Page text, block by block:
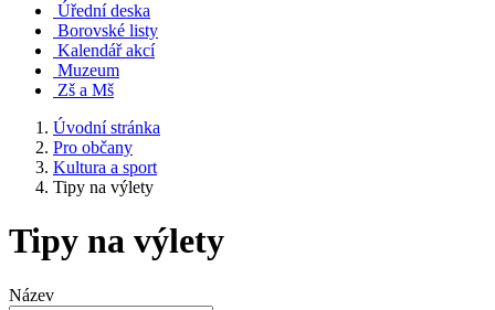
Úřední deska
Borovské listy
Kalendář akcí
Muzeum
Zš a Mš
Úvodní stránka
Pro občany
Kultura a sport
Tipy na výlety
Tipy na výlety
Název